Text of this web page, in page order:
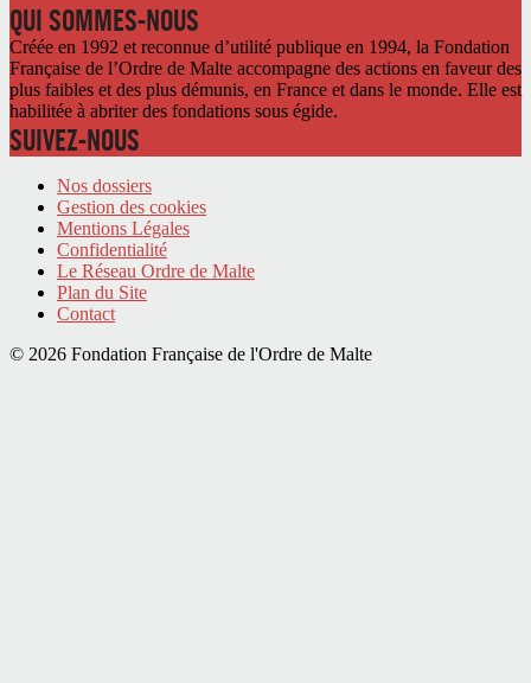
QUI SOMMES-NOUS
Créée en 1992 et reconnue d’utilité publique en 1994, la Fondation
Française de l’Ordre de Malte accompagne des actions en faveur des
plus faibles et des plus démunis, en France et dans le monde. Elle est
habilitée à abriter des fondations sous égide.
SUIVEZ-NOUS
Nos dossiers
Gestion des cookies
Mentions Légales
Confidentialité
Le Réseau Ordre de Malte
Plan du Site
Contact
© 2026 Fondation Française de l'Ordre de Malte